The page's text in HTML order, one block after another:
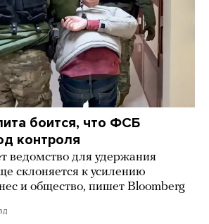
боится, что ФСБ
контроля
ведомство для удержания
склоняется к усилению
и общество, пишет Bloomberg